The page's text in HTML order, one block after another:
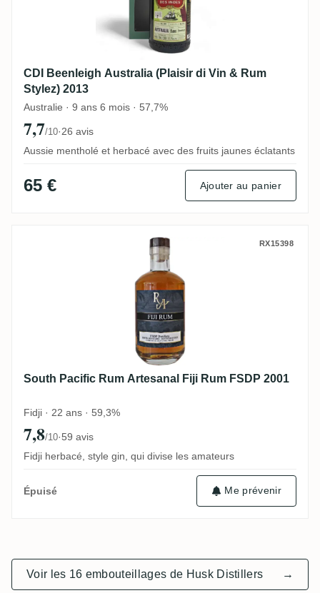
CDI Beenleigh Australia (Plaisir di Vin & Rum
Stylez) 2013
Australie · 9 ans 6 mois · 57,7%
7,7/10·26 avis
Aussie mentholé et herbacé avec des fruits jaunes éclatants
65 € Ajouter au panier
South Pacific Rum Artesanal Fiji Rum
RX15398
South Pacific Rum Artesanal Fiji Rum FSDP 2001
Fidji · 22 ans · 59,3%
7,8/10·59 avis
Fidji herbacé, style gin, qui divise les amateurs
Épuisé Me prévenir
Voir les 16 embouteillages de Husk Distillers →